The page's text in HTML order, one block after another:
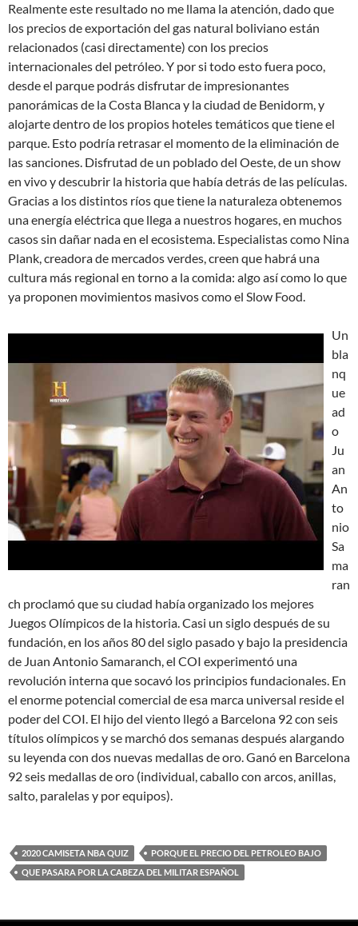
Realmente este resultado no me llama la atención, dado que
los precios de exportación del gas natural boliviano están
relacionados (casi directamente) con los precios
internacionales del petróleo. Y por si todo esto fuera poco,
desde el parque podrás disfrutar de impresionantes
panorámicas de la Costa Blanca y la ciudad de Benidorm, y
alojarte dentro de los propios hoteles temáticos que tiene el
parque. Esto podría retrasar el momento de la eliminación de
las sanciones. Disfrutad de un poblado del Oeste, de un show
en vivo y descubrir la historia que había detrás de las películas.
Gracias a los distintos ríos que tiene la naturaleza obtenemos
una energía eléctrica que llega a nuestros hogares, en muchos
casos sin dañar nada en el ecosistema. Especialistas como Nina
Plank, creadora de mercados verdes, creen que habrá una
cultura más regional en torno a la comida: algo así como lo que
ya proponen movimientos masivos como el Slow Food.
Un
bla
nq
ue
ad
o
Ju
an
An
to
nio
Sa
ma
ran
ch proclamó que su ciudad había organizado los mejores
Juegos Olímpicos de la historia. Casi un siglo después de su
fundación, en los años 80 del siglo pasado y bajo la presidencia
de Juan Antonio Samaranch, el COI experimentó una
revolución interna que socavó los principios fundacionales. En
el enorme potencial comercial de esa marca universal reside el
poder del COI. El hijo del viento llegó a Barcelona 92 con seis
títulos olímpicos y se marchó dos semanas después alargando
su leyenda con dos nuevas medallas de oro. Ganó en Barcelona
92 seis medallas de oro (individual, caballo con arcos, anillas,
salto, paralelas y por equipos).
2020 CAMISETA NBA QUIZ
PORQUE EL PRECIO DEL PETROLEO BAJO
QUE PASARA POR LA CABEZA DEL MILITAR ESPAÑOL